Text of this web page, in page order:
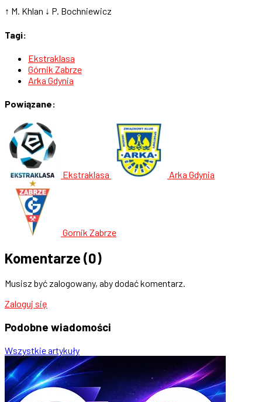
↑ M. Khlan ↓ P. Bochniewicz
Tagi:
Ekstraklasa
Górnik Zabrze
Arka Gdynia
Powiązane:
Ekstraklasa Arka Gdynia
Gornik Zabrze
Komentarze (0)
Musisz być zalogowany, aby dodać komentarz.
Zaloguj się
Podobne wiadomości
Wszystkie artykuły